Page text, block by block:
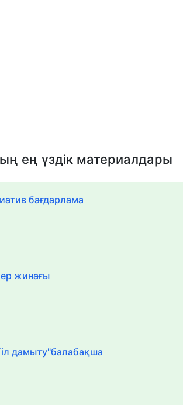
ең үздік материалдары
бағдарлама
жинағы
дамыту"балабақша